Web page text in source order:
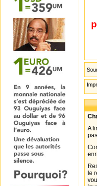
A
le